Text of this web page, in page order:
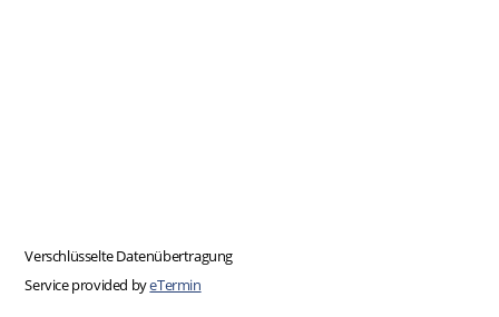
Service provided byeTermin
Verschlüsselte Datenübertragung